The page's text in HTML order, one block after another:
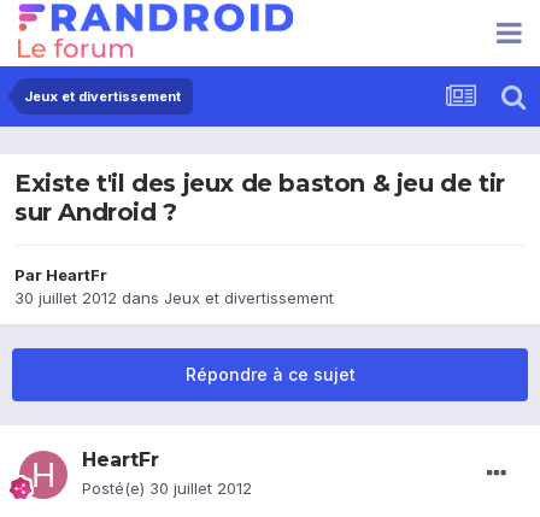
Jeux et divertissement
Existe t'il des jeux de baston & jeu de tir
sur Android ?
Par HeartFr
30 juillet 2012 dans Jeux et divertissement
Répondre à ce sujet
HeartFr
Posté(e) 30 juillet 2012